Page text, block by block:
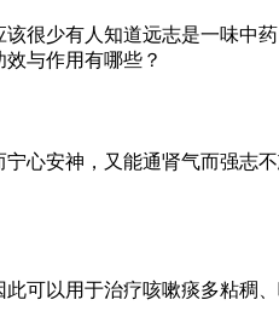
很少有人知道远志是一味中
与作用有哪些？
心安神，又能通肾气而强志
可以用于治疗咳嗽痰多粘稠